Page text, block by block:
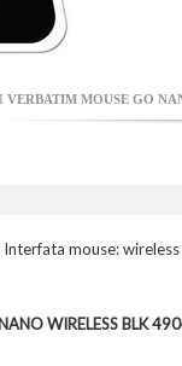
VERBATIM MOUSE GO
mouse:
WIRELESS BLK